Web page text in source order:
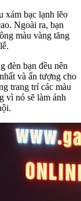
xám bạc lạnh lẽo
Ngoài ra, bạn
màu vàng tăng
đèn bạn đều nên
và ấn tượng cho
trang trí các màu
vì nó sẽ làm ảnh